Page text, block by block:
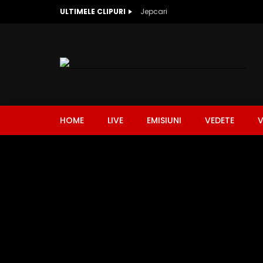
ULTIMELE CLIPURI Jepcari
HOME LIVE EMISIUNI VEDETE